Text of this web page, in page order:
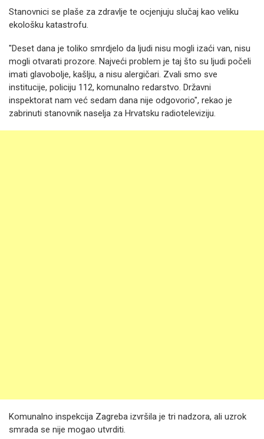
Stanovnici se plaše za zdravlje te ocjenjuju slučaj kao veliku
ekološku katastrofu.
"Deset dana je toliko smrdjelo da ljudi nisu mogli izaći van, nisu
mogli otvarati prozore. Najveći problem je taj što su ljudi počeli
imati glavobolje, kašlju, a nisu alergičari. Zvali smo sve
institucije, policiju 112, komunalno redarstvo. Državni
inspektorat nam već sedam dana nije odgovorio", rekao je
zabrinuti stanovnik naselja za Hrvatsku radioteleviziju.
Komunalno inspekcija Zagreba izvršila je tri nadzora, ali uzrok
smrada se nije mogao utvrditi.